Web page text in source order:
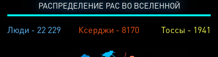
РАСПРЕДЕЛЕНИЕ РАС ВО ВСЕЛЕННОЙ
Люди - 22 229 Ксерджи - 8170 Тоссы - 1941